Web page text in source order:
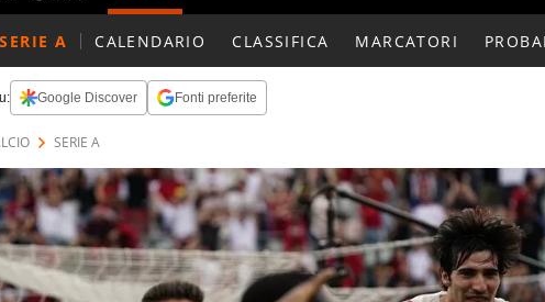
SERIE A CALENDARIO CLASSIFICA MARCATORI
Google Discover Fonti preferite
SERIE A